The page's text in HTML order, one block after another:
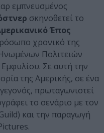
εμπνευσμένος
σκηνοθετεί το
Έπος
χρονικό της
Πολιτειών
Σε αυτή την
της Αμερικής, σε ένα
πρωταγωνιστεί
το σενάριο με τον
και την παραγωγή